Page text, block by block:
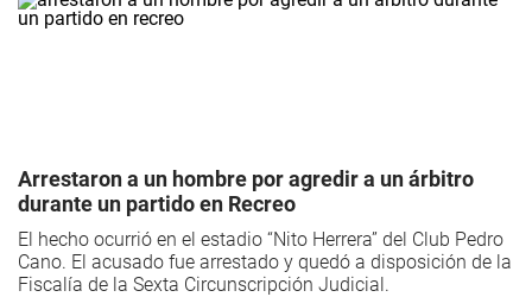
Arrestaron a un hombre por agredir a un árbitro
durante un partido en Recreo
El hecho ocurrió en el estadio “Nito Herrera” del Club Pedro
Cano. El acusado fue arrestado y quedó a disposición de la
Fiscalía de la Sexta Circunscripción Judicial.